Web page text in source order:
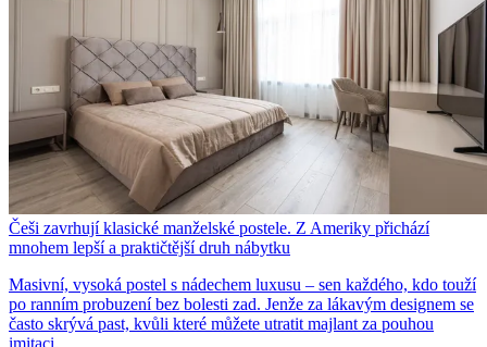
Češi zavrhují klasické manželské postele. Z Ameriky přichází
mnohem lepší a praktičtější druh nábytku
Masivní, vysoká postel s nádechem luxusu – sen každého, kdo touží
po ranním probuzení bez bolesti zad. Jenže za lákavým designem se
často skrývá past, kvůli které můžete utratit majlant za pouhou
imitaci.